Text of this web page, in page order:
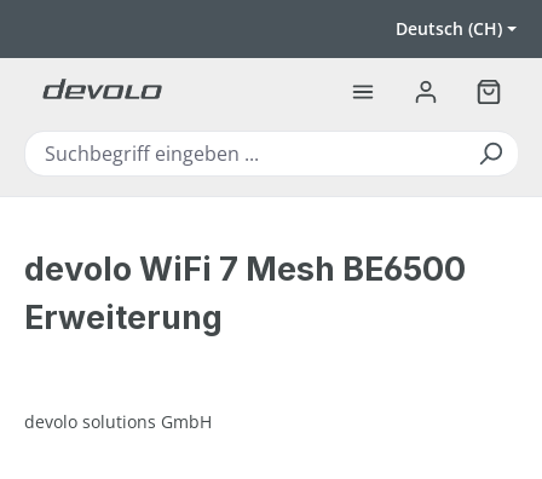
Deutsch (CH)
devolo WiFi 7 Mesh BE6500
Erweiterung
devolo solutions GmbH